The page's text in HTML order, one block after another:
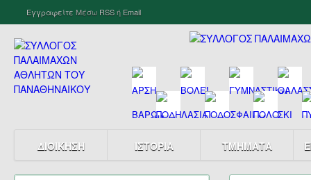
Εγγραφείτε Μέσω RSSή Email
ΔΙΟΙΚΗΣΗ ΙΣΤΟΡΙΑ ΤΜΗΜΑΤΑ